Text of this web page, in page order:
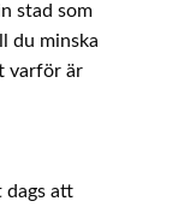
stad som
du minska
varför är
dags att